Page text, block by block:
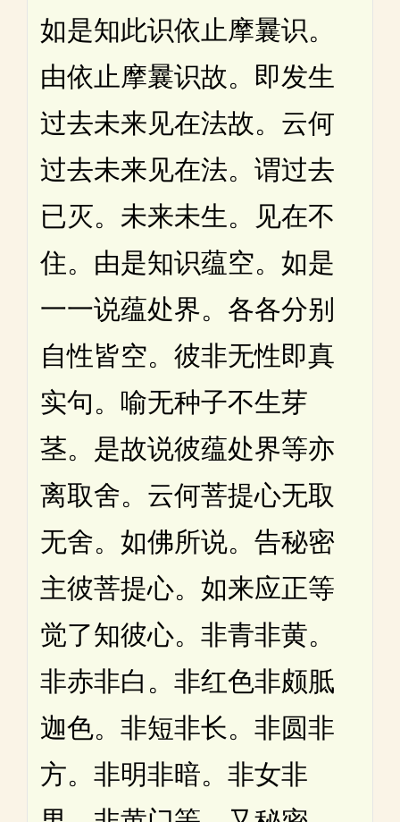
如是知此识依止摩曩识。
由依止摩曩识故。即发生
过去未来见在法故。云何
过去未来见在法。谓过去
已灭。未来未生。见在不
住。由是知识蕴空。如是
一一说蕴处界。各各分别
自性皆空。彼非无性即真
实句。喻无种子不生芽
茎。是故说彼蕴处界等亦
离取舍。云何菩提心无取
无舍。如佛所说。告秘密
主彼菩提心。如来应正等
觉了知彼心。非青非黄。
非赤非白。非红色非颇胝
迦色。非短非长。非圆非
方。非明非暗。非女非